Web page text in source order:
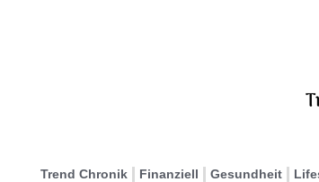
Trend Chronik Finanziell Gesundheit